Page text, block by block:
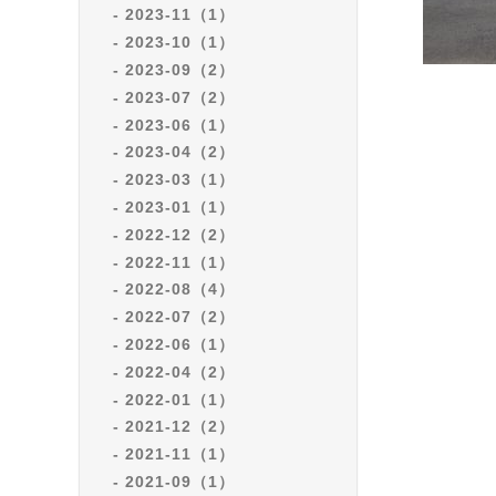
2023-11（1）
2023-10（1）
2023-09（2）
2023-07（2）
2023-06（1）
2023-04（2）
2023-03（1）
2023-01（1）
2022-12（2）
2022-11（1）
2022-08（4）
2022-07（2）
2022-06（1）
2022-04（2）
2022-01（1）
2021-12（2）
2021-11（1）
2021-09（1）